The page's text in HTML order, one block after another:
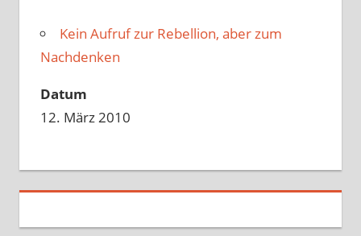
Kein Aufruf zur Rebellion, aber zum
Nachdenken
Datum
12. März 2010